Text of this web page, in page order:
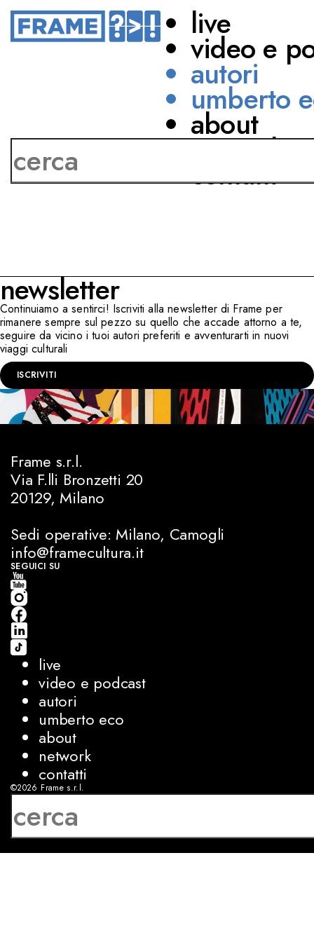
live
video e
autori
umberto
about
network
contatti
Paola Orecchia
newsletter
Continuiamo a sentirci! Iscriviti alla newsletter di Frame per
rimanere sempre sul pezzo su quello che accade attorno a te,
seguire da vicino i tuoi autori preferiti e avventurarti in nuovi
viaggi culturali
ISCRIVITI
Frame s.r.l.
Via F.lli Bronzetti 20
20129, Milano
Sedi operative: Milano, Camogli
info@framecultura.it
SEGUICI SU
live
video e podcast
autori
umberto eco
about
network
contatti
©2026 Frame s.r.l.
P.IVA 08927250962
sviluppo:Luca Bunino